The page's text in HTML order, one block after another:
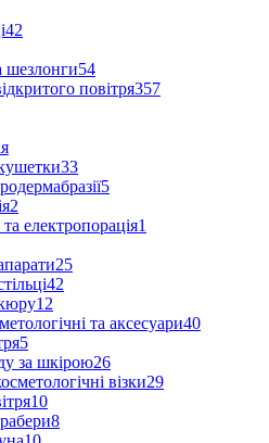
42
шезлонги54
повітря357
33
5
2
електропорація1
25
42
12
та аксесуари40
5
за шкірою26
візки29
10
8